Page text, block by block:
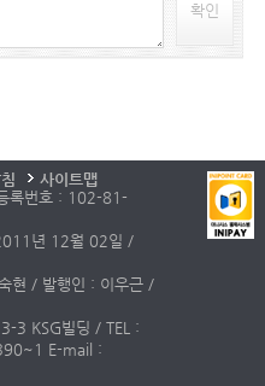
확인
사이트맵
록번호 : 102-81-
년 12월 02일 /
현 / 발행인 : 이우근 /
3 KSG빌딩 / TEL :
E-mail :